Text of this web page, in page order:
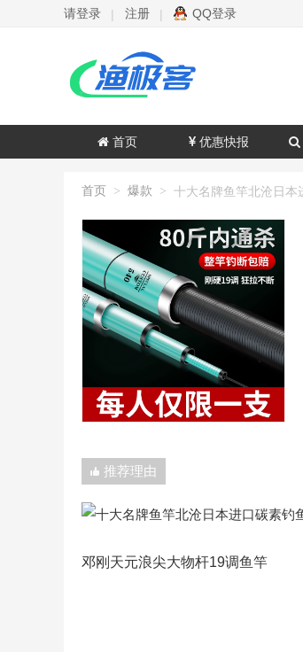
请登录 | 注册 | QQ登录
首页 优惠快报
首页 > 爆款 >
推荐理由
邓刚天元浪尖大物杆19调鱼竿